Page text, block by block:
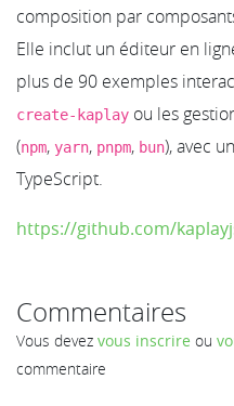
composition par
Elle inclut un éditeur en
plus de 90 exemples
create-kaplay ou les
(npm, yarn, pnpm, bun), avec
TypeScript.
https://github.com/
Commentaires
Vous devez vous inscrire ou
commentaire